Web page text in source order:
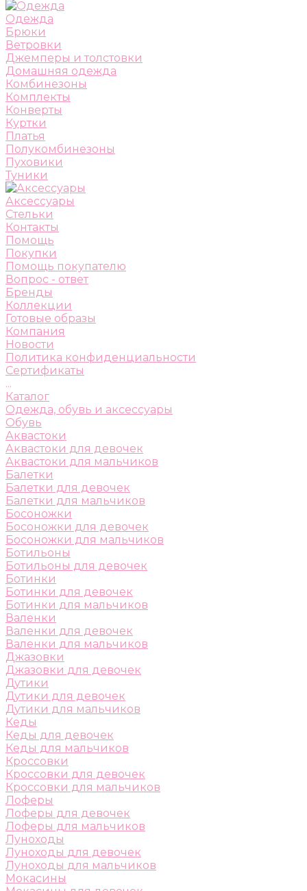
Одежда
Брюки
Ветровки
Джемперы и толстовки
Домашняя одежда
Комбинезоны
Комплекты
Конверты
Куртки
Платья
Полукомбинезоны
Пуховики
Туники
Аксессуары
Стельки
Контакты
Помощь
Покупки
Помощь покупателю
Вопрос - ответ
Бренды
Коллекции
Готовые образы
Компания
Новости
Политика конфиденциальности
Сертификаты
...
Каталог
Одежда, обувь и аксессуары
Обувь
Аквастоки
Аквастоки для девочек
Аквастоки для мальчиков
Балетки
Балетки для девочек
Балетки для мальчиков
Босоножки
Босоножки для девочек
Босоножки для мальчиков
Ботильоны
Ботильоны для девочек
Ботинки
Ботинки для девочек
Ботинки для мальчиков
Валенки
Валенки для девочек
Валенки для мальчиков
Джазовки
Джазовки для девочек
Дутики
Дутики для девочек
Дутики для мальчиков
Кеды
Кеды для девочек
Кеды для мальчиков
Кроссовки
Кроссовки для девочек
Кроссовки для мальчиков
Лоферы
Лоферы для девочек
Лоферы для мальчиков
Луноходы
Луноходы для девочек
Луноходы для мальчиков
Мокасины